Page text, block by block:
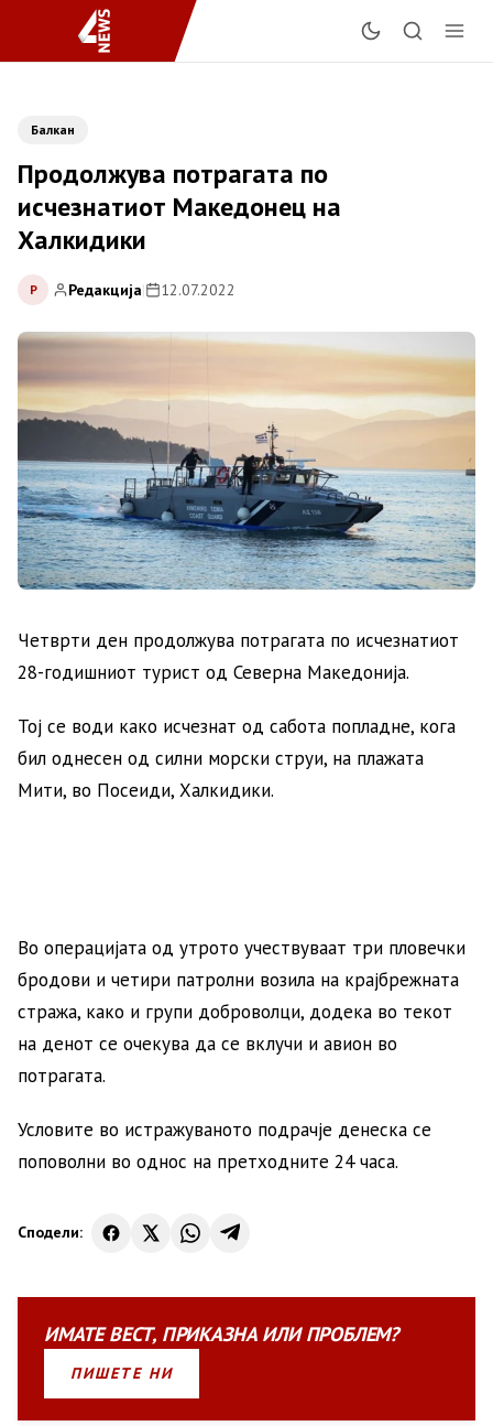
Балкан
Продолжува потрагата по
исчезнатиот Македонец на
Халкидики
Р Редакција| 12.07.2022
Четврти ден продолжува потрагата по исчезнатиот
28-годишниот турист од Северна Македонија.
Тој се води како исчезнат од сабота попладне, кога
бил однесен од силни морски струи, на плажата
Мити, во Посеиди, Халкидики.
Во операцијата од утрото учествуваат три пловечки
бродови и четири патролни возила на крајбрежната
стража, како и групи доброволци, додека во текот
на денот се очекува да се вклучи и авион во
потрагата.
Условите во истражуваното подрачје денеска се
поповолни во однос на претходните 24 часа.
Сподели:
ИМАТЕВЕСТ, ПРИКАЗНАИЛИПРОБЛЕМ?
ПИШЕТЕ НИ